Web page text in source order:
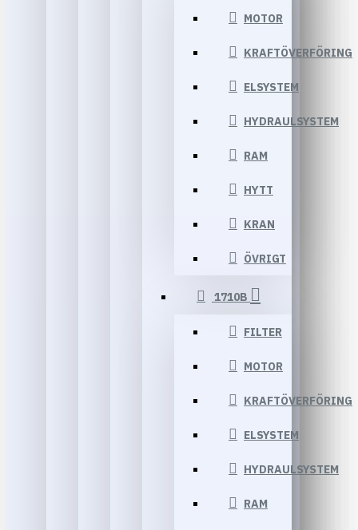
MOTOR
KRAFTÖVERFÖRING
ELSYSTEM
HYDRAULSYSTEM
RAM
HYTT
KRAN
ÖVRIGT
1710B
FILTER
MOTOR
KRAFTÖVERFÖRING
ELSYSTEM
HYDRAULSYSTEM
RAM